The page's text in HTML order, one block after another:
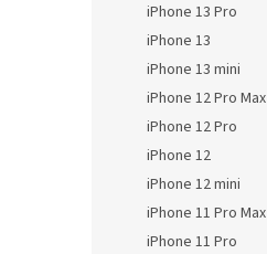
iPhone 13 Pro
iPhone 13
iPhone 13 mini
iPhone 12 Pro Max
iPhone 12 Pro
iPhone 12
iPhone 12 mini
iPhone 11 Pro Max
iPhone 11 Pro